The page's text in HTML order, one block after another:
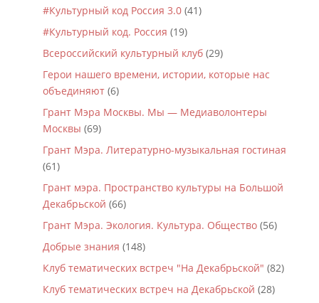
#Культурный код Россия 3.0(41)
#Культурный код. Россия (19)
Всероссийский культурный клуб(29)
Герои нашего времени, истории, которые нас
объединяют(6)
Грант Мэра Москвы. Мы — Медиаволонтеры
Москвы (69)
Грант Мэра. Литературно-музыкальная гостиная
(61)
Грант мэра. Пространство культуры на Большой
Декабрьской (66)
Грант Мэра. Экология. Культура. Общество(56)
Добрые знания (148)
Клуб тематических встреч "На Декабрьской" (82)
Клуб тематических встреч на Декабрьской (28)